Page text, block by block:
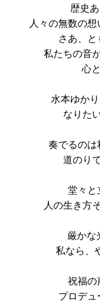
歴史
人々の無数の想
さあ、と
私たちの音
心
水本ゆか
なりた
奏でるの
道のり
堂々と
人の生き方
厳かな
私なら、
祝福の
プロデ